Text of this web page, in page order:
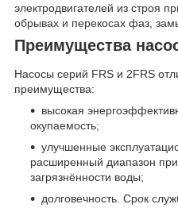
электродвигателей из строя
обрывах и перекосах фаз,
Преимущества
Насосы серий FRS и 2FRS
преимущества:
высокая
окупаемость;
улучшенные
расширенный диапазон
загрязнённости воды;
долговечность. Срок